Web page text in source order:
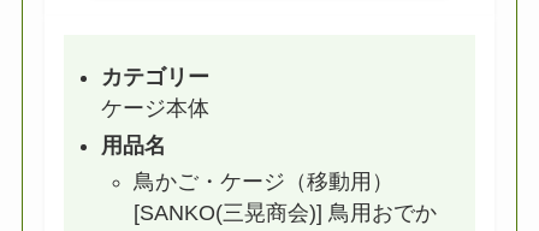
カテゴリー
ケージ本体
用品名
鳥かご・ケージ（移動用）
[SANKO(三晃商会)] 鳥用おでか